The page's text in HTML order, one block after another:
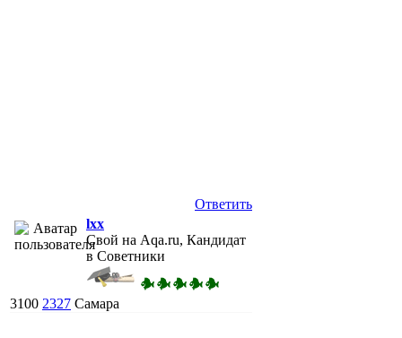
Ответить
lxx
Свой на Aqa.ru, Кандидат
в Советники
3100 2327 Самара